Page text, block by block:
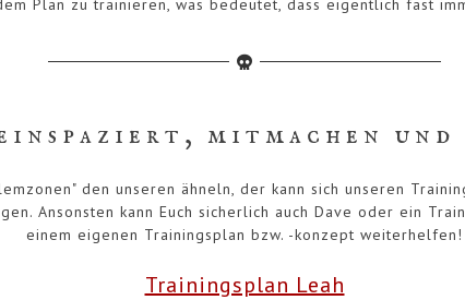
Plan zu trainieren, was bedeutet, dass eigentlich fast
mitmachen und
den unseren ähneln, der kann sich unseren
Ansonsten kann Euch sicherlich auch Dave oder ein
einem eigenen Trainingsplan bzw. -konzept weiterhelfen!
Trainingsplan Leah